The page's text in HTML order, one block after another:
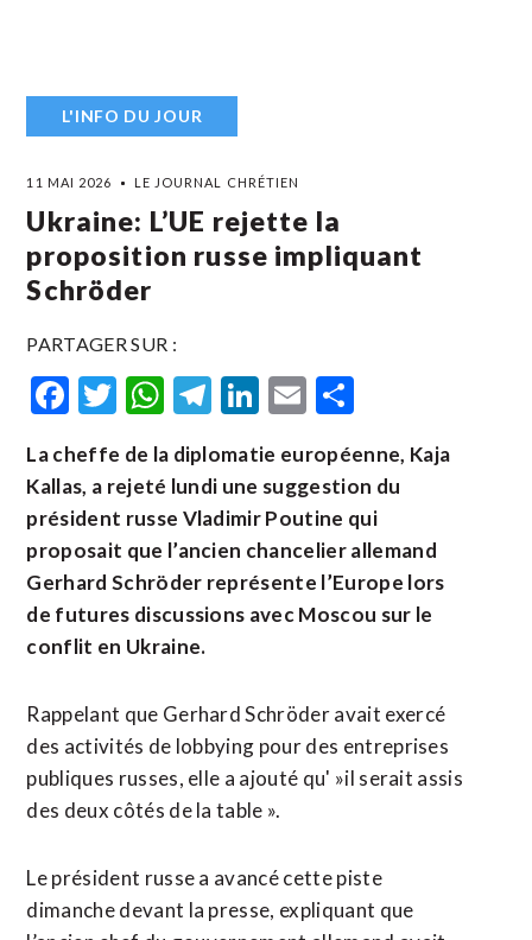
L'INFO DU JOUR
11 MAI 2026 LE JOURNAL CHRÉTIEN
Ukraine: L’UE rejette la
proposition russe impliquant
Schröder
PARTAGER SUR :
Facebook
Twitter
WhatsApp
Telegram
LinkedIn
Email
La cheffe de la diplomatie européenne, Kaja
Kallas, a rejeté lundi une suggestion du
président russe Vladimir Poutine qui
proposait que l’ancien chancelier allemand
Gerhard Schröder représente l’Europe lors
de futures discussions avec Moscou sur le
conflit en Ukraine.
Rappelant que Gerhard Schröder avait exercé
des activités de lobbying pour des entreprises
publiques russes, elle a ajouté qu' »il serait assis
des deux côtés de la table ».
Le président russe a avancé cette piste
dimanche devant la presse, expliquant que